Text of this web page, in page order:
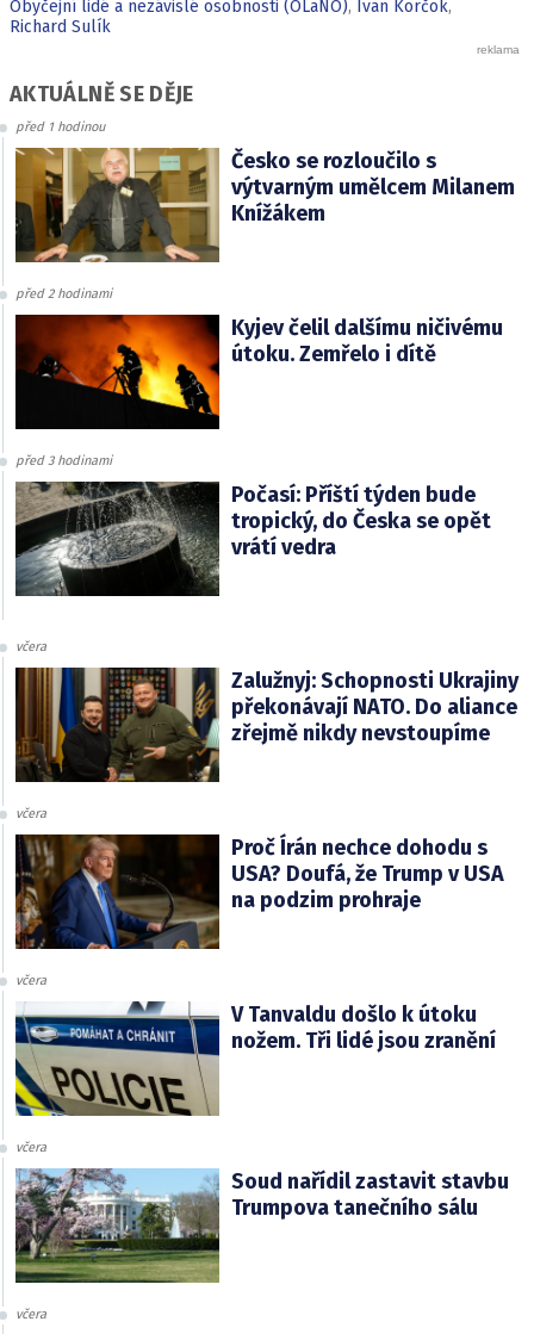
Obyčejní lidé a nezávislé osobnosti (OLaNO), Ivan Korčok,
Richard Sulík
AKTUÁLNĚ SE DĚJE
před 1 hodinou
Česko se rozloučilo s
výtvarným umělcem Milanem
Knížákem
před 2 hodinami
Kyjev čelil dalšímu ničivému
útoku. Zemřelo i dítě
před 3 hodinami
Počasí: Příští týden bude
tropický, do Česka se opět
vrátí vedra
včera
Zalužnyj: Schopnosti Ukrajiny
překonávají NATO. Do aliance
zřejmě nikdy nevstoupíme
včera
Proč Írán nechce dohodu s
USA? Doufá, že Trump v USA
na podzim prohraje
včera
V Tanvaldu došlo k útoku
nožem. Tři lidé jsou zranění
včera
Soud nařídil zastavit stavbu
Trumpova tanečního sálu
včera